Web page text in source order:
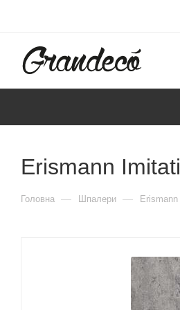
Erismann
Головна — Шпалери — Erismann